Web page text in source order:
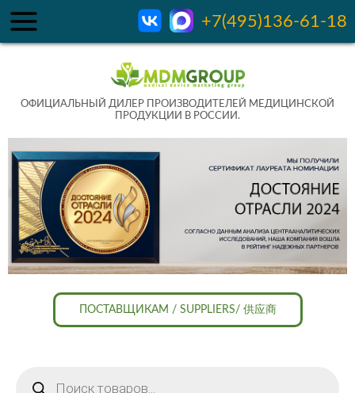
+7(495)136-61-18
ОФИЦИАЛЬНЫЙ ДИЛЕР ПРОИЗВОДИТЕЛЕЙ МЕДИЦИНСКОЙ
ПРОДУКЦИИ В РОССИИ.
ПОСТАВЩИКАМ / SUPPLIERS/ 供应商
товаров